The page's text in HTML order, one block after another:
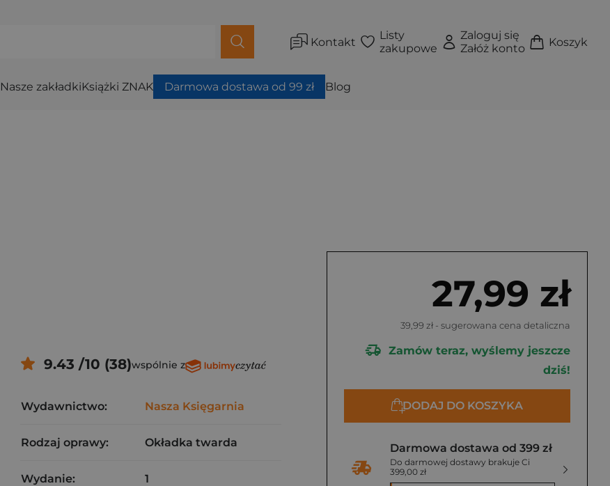
Kontakt
Listy
zakupowe
Zaloguj się
Załóż konto
Koszyk
Nasze zakładkiKsiążki ZNAK Darmowa dostawa od 99 zł Blog
27,99 zł
39,99 zł - sugerowana cena detaliczna
Zamów teraz, wyślemy jeszcze
dziś!
DODAJ DO KOSZYKA
Darmowa dostawa od 399 zł
Do darmowej dostawy brakuje Ci
399,00 zł
9.43 /10 (38)wspólnie z
Wydawnictwo: Nasza Księgarnia
Rodzaj oprawy: Okładka twarda
Wydanie: 1